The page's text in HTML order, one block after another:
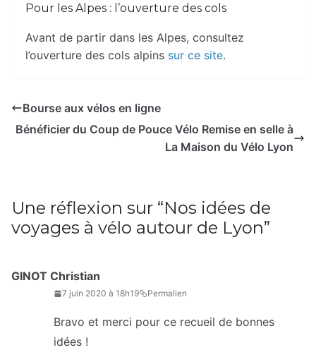
Pour les Alpes : l’ouverture des cols
Avant de partir dans les Alpes, consultez
l’ouverture des cols alpins sur ce site.
Bourse aux vélos en ligne
Bénéficier du Coup de Pouce Vélo Remise en selle à
La Maison du Vélo Lyon
Une réflexion sur “Nos idées de
voyages à vélo autour de Lyon”
GINOT Christian
7 juin 2020 à 18h19 Permalien
Bravo et merci pour ce recueil de bonnes
idées !